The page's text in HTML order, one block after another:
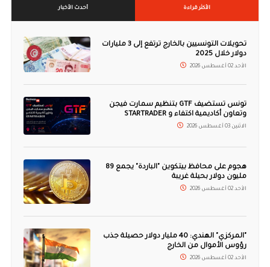
الأكثر قراءة أحدث الأخبار
تحويلات التونسيين بالخارج ترتفع إلى 3 مليارات
دولار خلال 2025
الأحد 02 أغسطس 2026
تونس تستضيف GTF بتنظيم سمارت فيجن
وتعاون أكاديمية اكتفاء و STARTRADER
الاثنين 03 أغسطس 2026
هجوم على محافظ بيتكوين "الباردة" يجمع 89
مليون دولار بحيلة غريبة
الأحد 02 أغسطس 2026
"المركزي" الهندي: 40 مليار دولار حصيلة جذب
رؤوس الأموال من الخارج
الأحد 02 أغسطس 2026